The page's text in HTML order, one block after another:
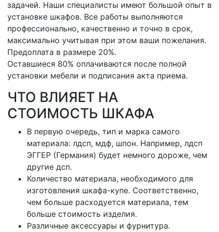
задачей. Наши специалисты имеют большой опыт в
установке шкафов. Все работы выполняются
профессионально, качественно и точно в срок,
максимально учитывая при этом ваши пожелания.
Предоплата в размере 20%.
Оставшиеся 80% оплачиваются после полной
установки мебели и подписания акта приема.
ЧТО ВЛИЯЕТ НА
СТОИМОСТЬ ШКАФА
В первую очередь, тип и марка самого
материала: лдсп, мдф, шпон. Например, лдсп
ЭГГЕР (Германия) будет немного дороже, чем
другие дсп.
Количество материала, необходимого для
изготовления шкафа-купе. Соответственно,
чем больше расходуется материала, тем
больше стоимость изделия.
Различные аксессуары и фурнитура.